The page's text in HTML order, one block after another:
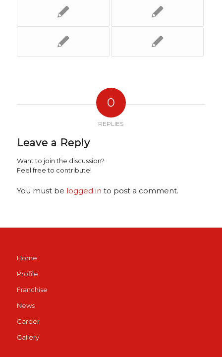
0
REPLIES
Leave a Reply
Want to join the discussion?
Feel free to contribute!
You must be logged in to post a comment.
Home
Profile
Franchise
News
Career
Gallery